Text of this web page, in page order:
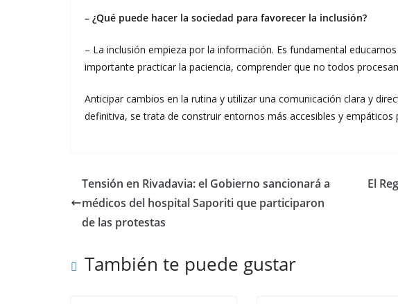
– ¿Qué puede hacer la sociedad para favorecer la inclusión?
– La inclusión empieza por la información. Es fundamental
importante practicar la paciencia, comprender que no todos
Anticipar cambios en la rutina y utilizar una comunicación clara y
definitiva, se trata de construir entornos más accesibles y empáticos
Tensión en Rivadavia: el Gobierno sancionará a
médicos del hospital Saporiti que participaron
de las protestas
El
También te puede gustar